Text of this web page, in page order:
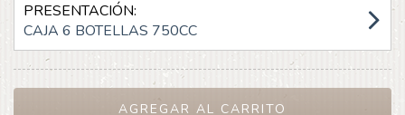
PRESENTACIÓN:
CAJA 6 BOTELLAS 750CC